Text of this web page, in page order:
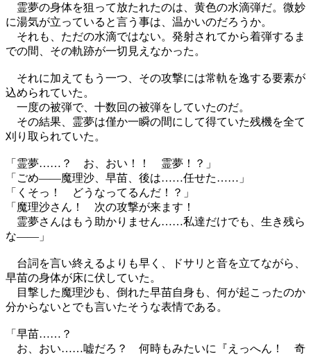
霊夢の身体を狙って放たれたのは、黄色の水滴弾だ。微妙
に湯気が立っていると言う事は、温かいのだろうか。
それも、ただの水滴ではない。発射されてから着弾するま
での間、その軌跡が一切見えなかった。
それに加えてもう一つ、その攻撃には常軌を逸する要素が
込められていた。
一度の被弾で、十数回の被弾をしていたのだ。
その結果、霊夢は僅か一瞬の間にして得ていた残機を全て
刈り取られていた。
「霊夢……？ お、おい！！ 霊夢！？」
「ごめ――魔理沙、早苗、後は……任せた……」
「くそっ！ どうなってるんだ！？」
「魔理沙さん！ 次の攻撃が来ます！
霊夢さんはもう助かりません……私達だけでも、生き残ら
な――」
台詞を言い終えるよりも早く、ドサリと音を立てながら、
早苗の身体が床に伏していた。
目撃した魔理沙も、倒れた早苗自身も、何が起こったのか
分からないとでも言いたそうな表情である。
「早苗……？
お、おい……嘘だろ？ 何時もみたいに『えっへん！ 奇